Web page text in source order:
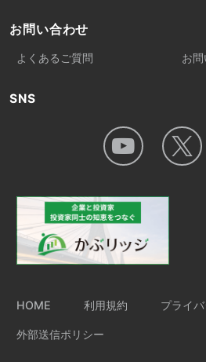
お問い合わせ
よくあるご質問 お
SNS
HOME 利用規約 プライ
外部送信ポリシー